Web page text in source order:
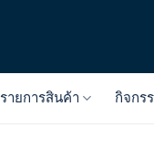
รายการสินค้า กิจกร